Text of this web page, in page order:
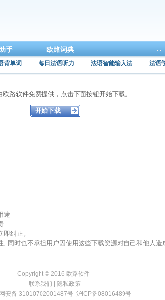
手 欧路词典
背单词 每日法语听力 法语智能输入法 法语
欧路软件免费提供，点击下面按钮开始下载。
途
纠正。
同时也不承担用户因使用这些下载资源对自己和他人造
Copyright © 2016 欧路软件
联系我们
隐私政策
安备 31010702001487号 沪ICP备08016489号